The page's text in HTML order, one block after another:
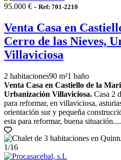
95.000 € - Ref: 701-2210
Venta Casa en
Cerro de las Nieves,
Villaviciosa
2 habitaciones90 m²1 baño
Venta Casa en Castiello de la
Urbanización Villaviciosa. Casa 2
para reformar, en villaviciosa,
orientación sur y pequeña
esta para reformar, buena situación....
1/16